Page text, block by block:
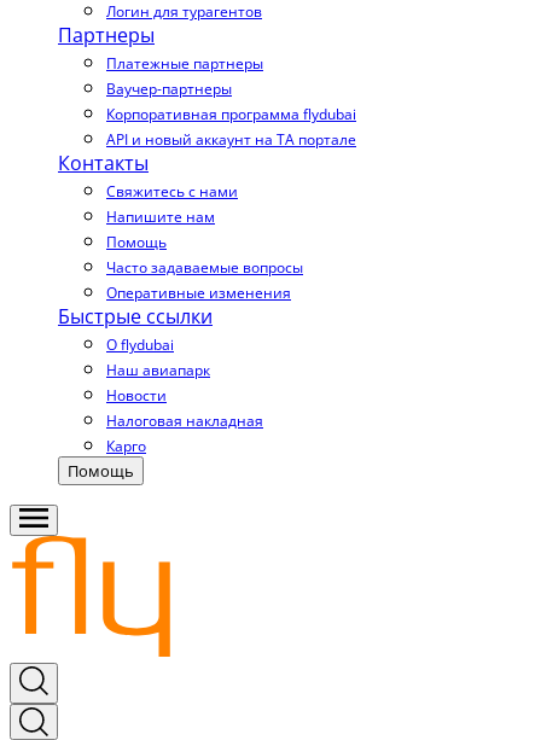
Логин для турагентов
Партнеры
Платежные партнеры
Ваучер-партнеры
Корпоративная программа flydubai
API и новый аккаунт на TA портале
Контакты
Свяжитесь с нами
Напишите нам
Помощь
Часто задаваемые вопросы
Оперативные изменения
Быстрые ссылки
О flydubai
Наш авиапарк
Новости
Налоговая накладная
Карго
Помощь